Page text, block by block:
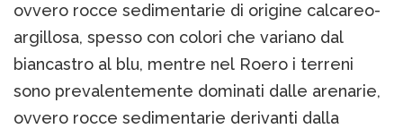
ovvero rocce sedimentarie di origine calcareo-
argillosa, spesso con colori che variano dal
biancastro al blu, mentre nel Roero i terreni
sono prevalentemente dominati dalle arenarie,
ovvero rocce sedimentarie derivanti dalla